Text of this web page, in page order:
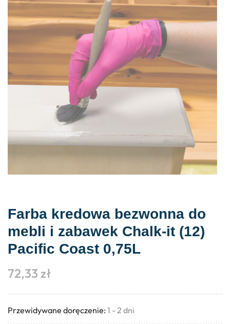
Farba kredowa bezwonna do
mebli i zabawek Chalk-it (12)
Pacific Coast 0,75L
72,33 zł
Przewidywane doręczenie: 1 - 2 dni